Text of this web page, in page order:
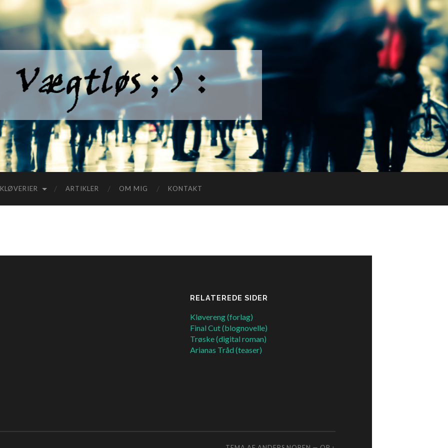
ARTIKLER OM MIG KONTAKT
RELATEREDE SIDER
Kløvereng (forlag)
Final Cut (blognovelle)
Trøske (digital roman)
Arianas Tråd (teaser)